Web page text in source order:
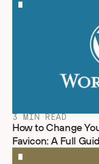
3 MIN READ
How to Change
Favicon: A Full